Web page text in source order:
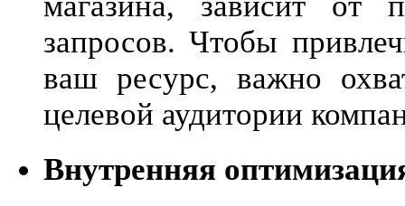
запросов. Чтобы
ваш ресурс, важно
целевой аудитории
Внутренняя